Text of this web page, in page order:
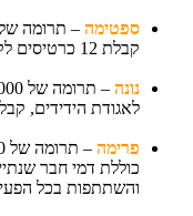
ספטימה – תרומה של 10,000 ש"ח – כוללת דמי חבר שנתיים לאגודת
קבלת 12 כרטיסים לקונצרטי התזמורת והשתתפות בפעילות של חברי האגודה.
נונה – תרומה של 10,000-50,000 ש"ח ומעלה
לאגודת הידידים, קבלת 16 כרטיסים לקונצרטי התזמורת והשתתפות בפעילות של
פרימה – תרומה של 50,000 ש"ח ומעלה – חברות ב"פרימה" של הסימפונית
כוללת דמי חבר
והשתתפות בכל